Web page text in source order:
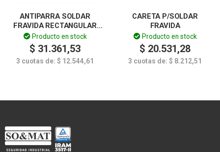
ANTIPARRA SOLDAR
FRAVIDA RECTANGULAR
PLIP-UP
Producto en stock
$ 31.361,53
3 cuotas de: $ 12.544,61
CARETA P/SOLDAR
FRAVIDA
Producto en stock
$ 20.531,28
3 cuotas de: $ 8.212,51